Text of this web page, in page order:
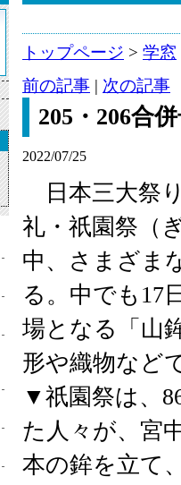
トップページ > 学窓
前の記事 | 次の記事
205・206合
2022/07/25
日本三大祭
礼・祇園祭（
中、さまざま
る。中でも17
場となる「山
形や織物など
▼祇園祭は、
た人々が、宮
本の鉾を立て